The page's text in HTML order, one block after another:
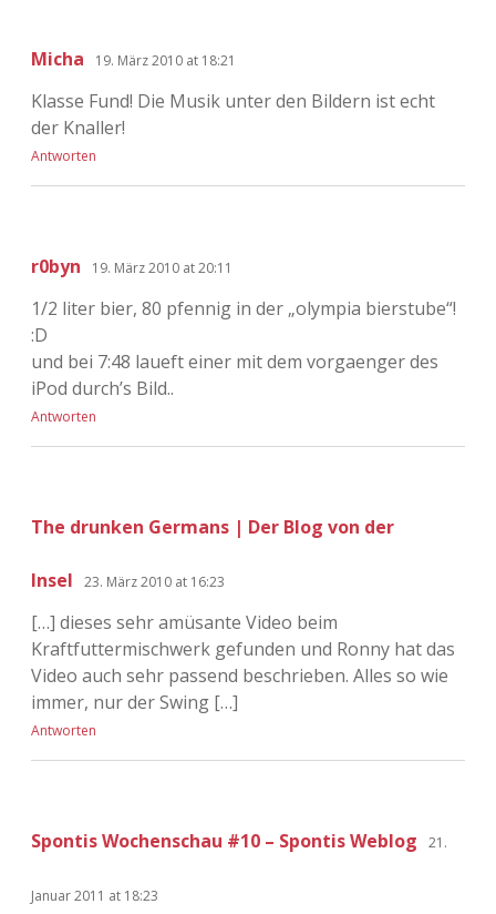
Micha 19. März 2010 at 18:21
Klasse Fund! Die Musik unter den Bildern ist echt
der Knaller!
Antworten
r0byn 19. März 2010 at 20:11
1/2 liter bier, 80 pfennig in der „olympia bierstube“!
:D
und bei 7:48 laueft einer mit dem vorgaenger des
iPod durch’s Bild..
Antworten
The drunken Germans | Der Blog von der
Insel 23. März 2010 at 16:23
[…] dieses sehr amüsante Video beim
Kraftfuttermischwerk gefunden und Ronny hat das
Video auch sehr passend beschrieben. Alles so wie
immer, nur der Swing […]
Antworten
Spontis Wochenschau #10 – Spontis Weblog 21.
Januar 2011 at 18:23